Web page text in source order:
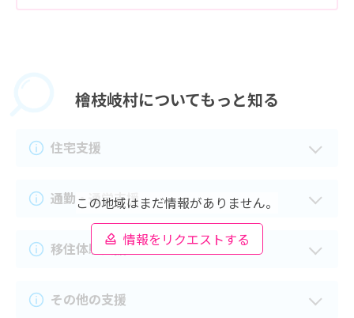
檜枝岐村についてもっと知る
この地域はまだ情報がありません。
情報をリクエストする
住宅支援
通勤・通学支援
移住体験支援
その他の支援